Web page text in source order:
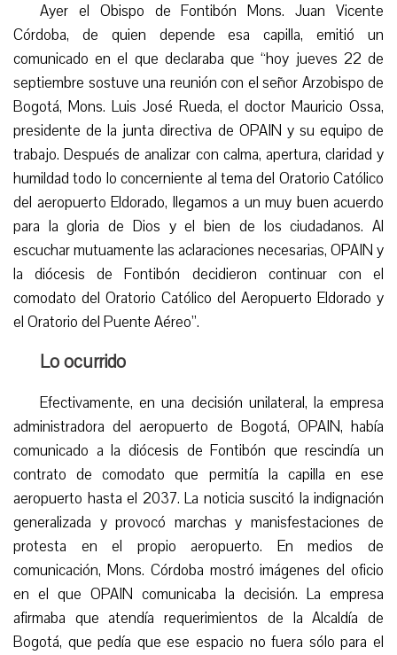
Ayer el Obispo de Fontibón Mons. Juan Vicente
Córdoba, de quien depende esa capilla, emitió un
comunicado en el que declaraba que “hoy jueves 22 de
septiembre sostuve una reunión con el señor Arzobispo de
Bogotá, Mons. Luis José Rueda, el doctor Mauricio Ossa,
presidente de la junta directiva de OPAIN y su equipo de
trabajo. Después de analizar con calma, apertura, claridad y
humildad todo lo concerniente al tema del Oratorio Católico
del aeropuerto Eldorado, llegamos a un muy buen acuerdo
para la gloria de Dios y el bien de los ciudadanos. Al
escuchar mutuamente las aclaraciones necesarias, OPAIN y
la diócesis de Fontibón decidieron continuar con el
comodato del Oratorio Católico del Aeropuerto Eldorado y
el Oratorio del Puente Aéreo”.
Lo ocurrido
Efectivamente, en una decisión unilateral, la empresa
administradora del aeropuerto de Bogotá, OPAIN, había
comunicado a la diócesis de Fontibón que rescindía un
contrato de comodato que permitía la capilla en ese
aeropuerto hasta el 2037. La noticia suscitó la indignación
generalizada y provocó marchas y manisfestaciones de
protesta en el propio aeropuerto. En medios de
comunicación, Mons. Córdoba mostró imágenes del oficio
en el que OPAIN comunicaba la decisión. La empresa
afirmaba que atendía requerimientos de la Alcaldía de
Bogotá, que pedía que ese espacio no fuera sólo para el